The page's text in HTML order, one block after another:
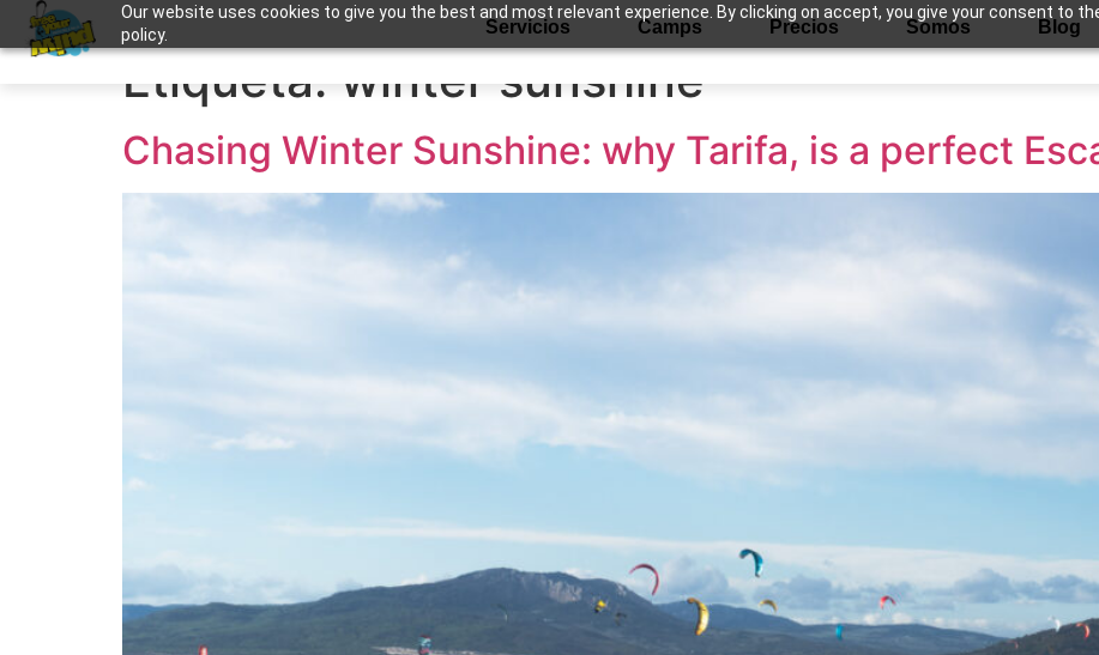
Our website uses cookies to give you the best and most relevant experience. By clicking on accept, you give your consent to
policy.
Servicios Camps Precios Somos Blog
Apuntame !
Etiqueta: winter sunshine
Chasing Winter Sunshine: why Tarifa, is a perfect